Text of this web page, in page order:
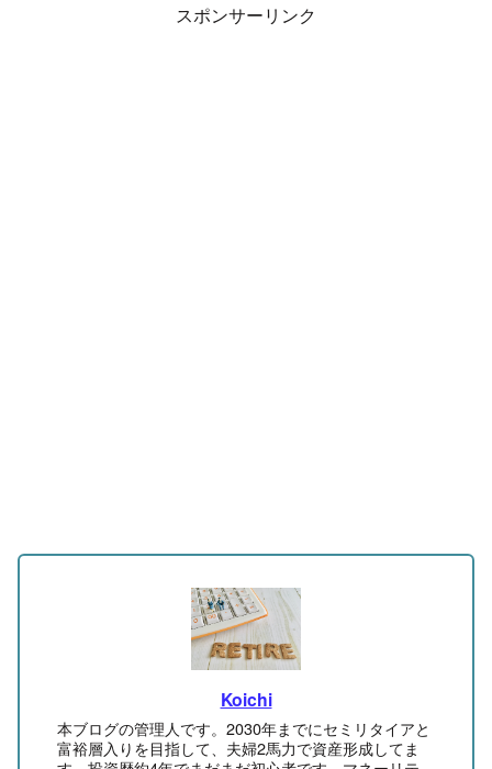
スポンサーリンク
Koichi
本ブログの管理人です。2030年までにセミリタイアと
富裕層入りを目指して、夫婦2馬力で資産形成してま